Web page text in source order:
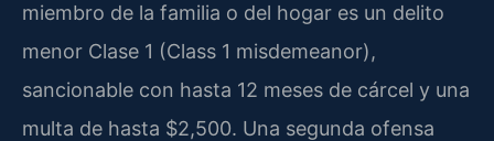
miembro de la familia o del hogar es un delito
menor Clase 1 (Class 1 misdemeanor),
sancionable con hasta 12 meses de cárcel y una
multa de hasta $2,500. Una segunda ofensa